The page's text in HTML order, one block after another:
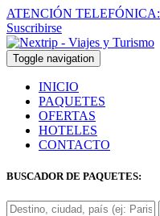
ATENCIÓN TELEFÓNICA:
Suscribirse
Toggle navigation
INICIO
PAQUETES
OFERTAS
HOTELES
CONTACTO
BUSCADOR DE PAQUETES: